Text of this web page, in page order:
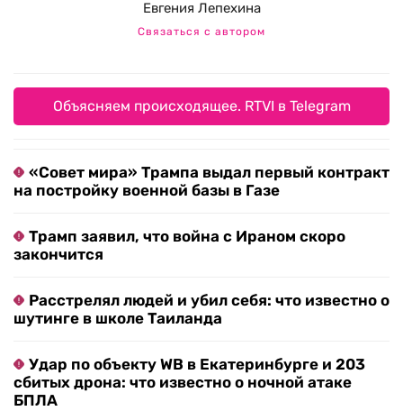
Евгения Лепехина
Связаться с автором
Объясняем происходящее. RTVI в Telegram
«Совет мира» Трампа выдал первый контракт
на постройку военной базы в Газе
Трамп заявил, что война с Ираном скоро
закончится
Расстрелял людей и убил себя: что известно о
шутинге в школе Таиланда
Удар по объекту WB в Екатеринбурге и 203
сбитых дрона: что известно о ночной атаке
БПЛА